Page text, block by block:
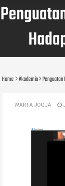
Home Akademia Penguatan
WARTA JOGJA